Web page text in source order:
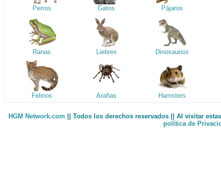
Perros Gatos Pájaros
Ranas Liebres Dinosaurios
Felinos Arañas Hamsters
HGM Network.com || Todos los derechos reservados || Al visitar
política de